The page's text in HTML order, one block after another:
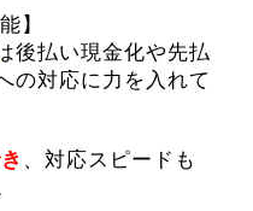
】
後払い現金化や先払
の対応に力を入れて
、対応スピードも